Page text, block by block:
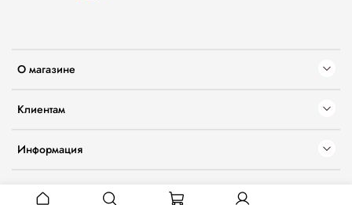
О магазине
Клиентам
Информация